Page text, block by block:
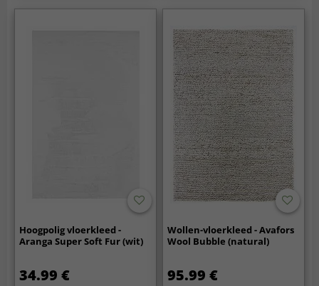
Hoogpolig vloerkleed -
Aranga Super Soft Fur (wit)
34.99 €
Wollen-vloerkleed - Avafors
Wool Bubble (natural)
95.99 €